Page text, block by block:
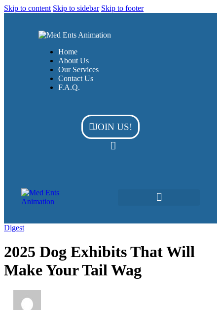
Skip to content Skip to sidebar Skip to footer
Home
About Us
Our Services
Contact Us
F.A.Q.
JOIN US!
Digest
2025 Dog Exhibits That Will
Make Your Tail Wag